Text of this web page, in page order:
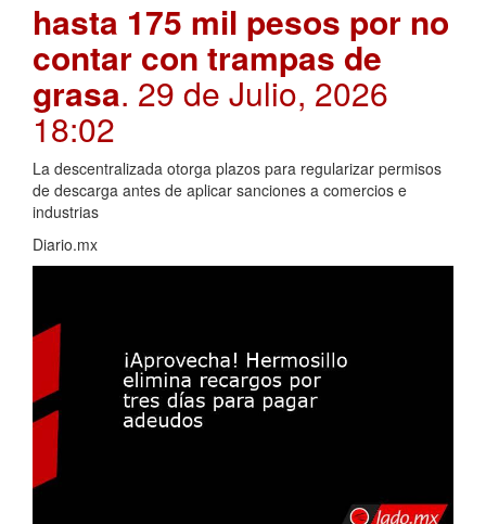
hasta 175 mil pesos por no
contar con trampas de
grasa. 29 de Julio, 2026
18:02
La descentralizada otorga plazos para regularizar permisos
de descarga antes de aplicar sanciones a comercios e
industrias
Diario.mx